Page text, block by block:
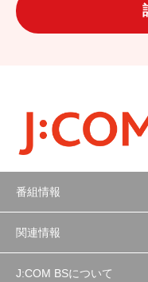
番組情報
関連情報
J:COM BSについて